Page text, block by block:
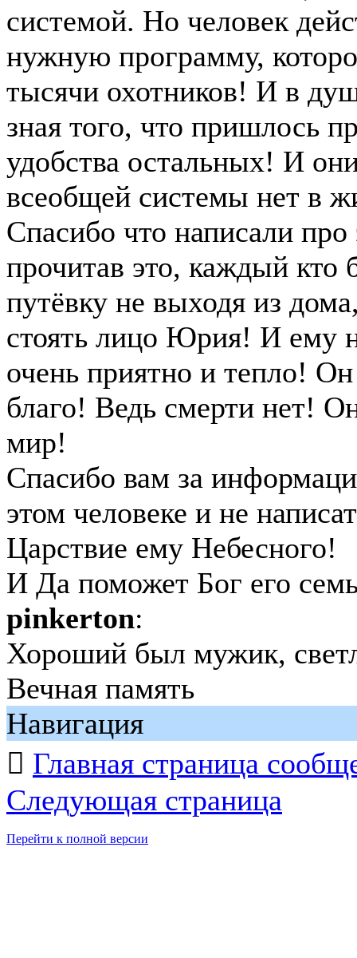
системой. Но человек
нужную программу,
тысячи охотников! И в
зная того, что пришлось
удобства остальных! И
всеобщей системы нет в
Спасибо что написали
прочитав это, каждый кто
путёвку не выходя из
стоять лицо Юрия! И ему
очень приятно и тепло!
благо! Ведь смерти нет!
мир!
Спасибо вам за
этом человеке и не
Царствие ему Небесного!
И Да поможет Бог его
pinkerton:
Хороший был мужик,
Вечная память
Навигация
 Главная страница
Следующая страница
Перейти к полной версии